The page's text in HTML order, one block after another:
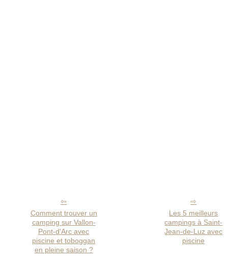
Comment trouver un
camping sur Vallon-
Pont-d'Arc avec
piscine et toboggan
en pleine saison ?
Les 5 meilleurs
campings à Saint-
Jean-de-Luz avec
piscine